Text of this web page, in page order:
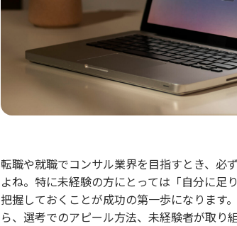
転職や就職でコンサル業界を目指すとき、必
よね。特に未経験の方にとっては「自分に足
把握しておくことが成功の第一歩になります
ら、選考でのアピール方法、未経験者が取り